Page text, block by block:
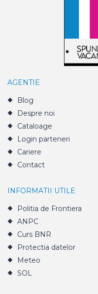
AGENTIE
Blog
Despre noi
Cataloage
Login parteneri
Cariere
Contact
INFORMATII UTILE
Politia de Frontiera
ANPC
Curs BNR
Protectia datelor
Meteo
SOL